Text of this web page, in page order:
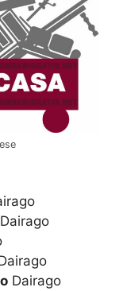
Dairago
Dairago